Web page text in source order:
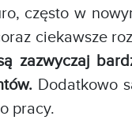
często w
ciekawsze
zazwyczaj
Dodatkowo
pracy.